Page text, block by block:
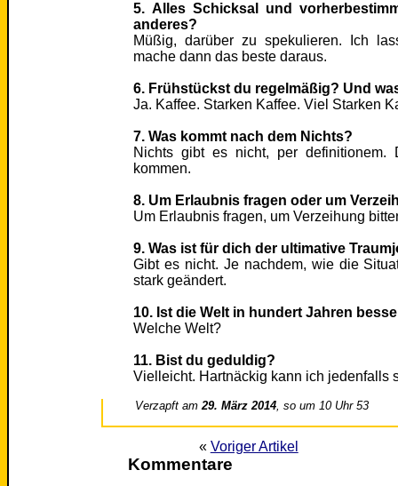
5. Alles Schicksal und
anderes?
Müßig, darüber zu spekulieren. Ich
mache dann das beste daraus.
6. Frühstückst du regelmäßig? Und
Ja. Kaffee. Starken Kaffee. Viel Starken
7. Was kommt nach dem Nichts?
Nichts gibt es nicht, per definitionem.
kommen.
8. Um Erlaubnis fragen oder um
Um Erlaubnis fragen, um Verzeihung
9. Was ist für dich der ultimative
Gibt es nicht. Je nachdem, wie die
stark geändert.
10. Ist die Welt in hundert Jahren
Welche Welt?
11. Bist du geduldig?
Vielleicht. Hartnäckig kann ich jedenfalls
Verzapft am29. März 2014, so um 10 Uhr 53
« Voriger Artikel
Kommentare